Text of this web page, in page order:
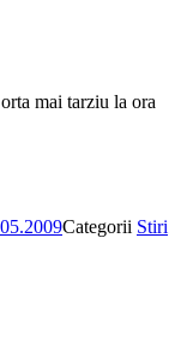
mai tarziu la ora
Categorii Stiri